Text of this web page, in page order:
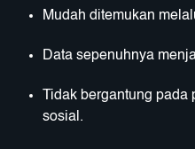
Mudah ditemukan
Data sepenuhnya
Tidak bergantung
sosial.